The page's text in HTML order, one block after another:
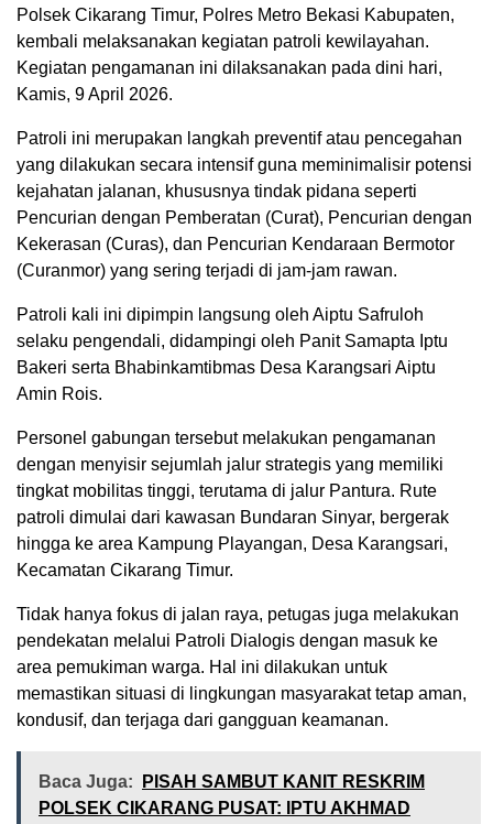
Polsek Cikarang Timur, Polres Metro Bekasi Kabupaten,
kembali melaksanakan kegiatan patroli kewilayahan.
Kegiatan pengamanan ini dilaksanakan pada dini hari,
Kamis, 9 April 2026.
Patroli ini merupakan langkah preventif atau pencegahan
yang dilakukan secara intensif guna meminimalisir potensi
kejahatan jalanan, khususnya tindak pidana seperti
Pencurian dengan Pemberatan (Curat), Pencurian dengan
Kekerasan (Curas), dan Pencurian Kendaraan Bermotor
(Curanmor) yang sering terjadi di jam-jam rawan.
Patroli kali ini dipimpin langsung oleh Aiptu Safruloh
selaku pengendali, didampingi oleh Panit Samapta Iptu
Bakeri serta Bhabinkamtibmas Desa Karangsari Aiptu
Amin Rois.
Personel gabungan tersebut melakukan pengamanan
dengan menyisir sejumlah jalur strategis yang memiliki
tingkat mobilitas tinggi, terutama di jalur Pantura. Rute
patroli dimulai dari kawasan Bundaran Sinyar, bergerak
hingga ke area Kampung Playangan, Desa Karangsari,
Kecamatan Cikarang Timur.
Tidak hanya fokus di jalan raya, petugas juga melakukan
pendekatan melalui Patroli Dialogis dengan masuk ke
area pemukiman warga. Hal ini dilakukan untuk
memastikan situasi di lingkungan masyarakat tetap aman,
kondusif, dan terjaga dari gangguan keamanan.
Baca Juga:
PISAH SAMBUT KANIT RESKRIM
POLSEK CIKARANG PUSAT: IPTU AKHMAD